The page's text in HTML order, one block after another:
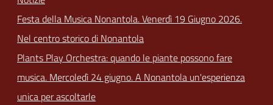
Festa della Musica Nonantola. Venerdì 19 Giugno 2026.
Nel centro storico di Nonantola
Plants Play Orchestra: quando le piante possono fare
musica. Mercoledì 24 giugno. A Nonantola un'esperienza
unica per ascoltarle